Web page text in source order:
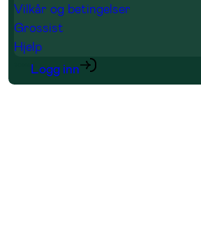
Vilkår og betingelser
Grossist
Hjelp
Logg inn